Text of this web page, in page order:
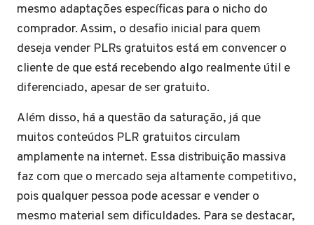
mesmo adaptações específicas para o nicho do
comprador. Assim, o desafio inicial para quem
deseja vender PLRs gratuitos está em convencer o
cliente de que está recebendo algo realmente útil e
diferenciado, apesar de ser gratuito.
Além disso, há a questão da saturação, já que
muitos conteúdos PLR gratuitos circulam
amplamente na internet. Essa distribuição massiva
faz com que o mercado seja altamente competitivo,
pois qualquer pessoa pode acessar e vender o
mesmo material sem dificuldades. Para se destacar,